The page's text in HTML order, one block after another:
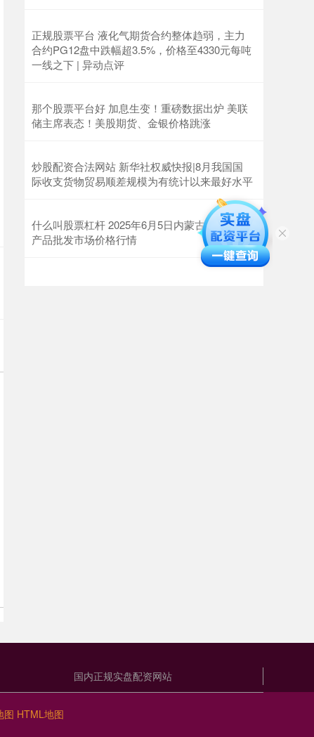
正规股票平台 液化气期货合约整体趋弱，主力
合约PG12盘中跌幅超3.5%，价格至4330元每吨
一线之下 | 异动点评
那个股票平台好 加息生变！重磅数据出炉 美联
储主席表态！美股期货、金银价格跳涨
炒股配资合法网站 新华社权威快报|8月我国国
际收支货物贸易顺差规模为有统计以来最好水平
什么叫股票杠杆 2025年6月5日内蒙古保全庄农
产品批发市场价格行情
国内正规实盘配资网站
图 HTML地图